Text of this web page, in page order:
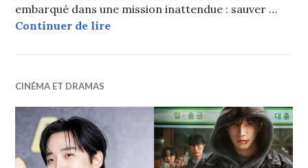
embarqué dans une mission inattendue : sauver …
Continuer de lireNouvelles images du drama
CINÉMA ET DRAMAS